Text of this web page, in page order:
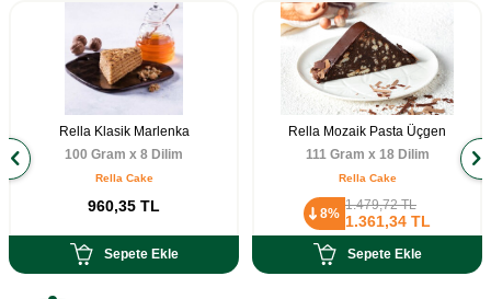
Rella Klasik Marlenka
100 Gram x 8 Dilim
Rella Cake
960,35 TL
Sepete Ekle
Rella Mozaik Pasta Üçgen
111 Gram x 18 Dilim
Rella Cake
8%
1.479,72TL
1.361,34 TL
Sepete Ekle